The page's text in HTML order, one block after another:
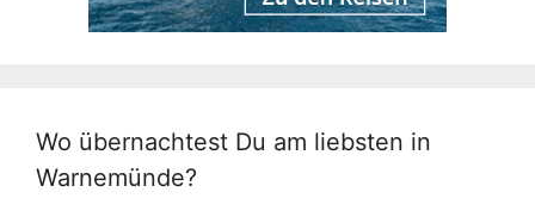
Wo übernachtest Du am liebsten in
Warnemünde?